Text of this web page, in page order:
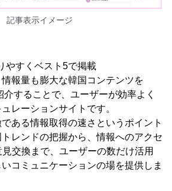
記事表示イメージ
やすくベスト5で掲載
報量も膨大な韓国コンテンツを
することで、ユーザーが効率よく
レーションサイトです。
ある情報取得の速さというポイント
レンドの把握から、情報へのアクセ
交換まで、ユーザーの数だけ活用
コミュニケーションの場を提供しま